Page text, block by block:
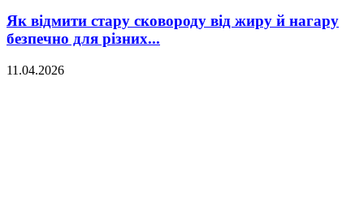
Як відмити стару сковороду від жиру й нагару
безпечно для різних...
11.04.2026